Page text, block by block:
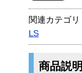
関連カテゴリ
LS
商品説明